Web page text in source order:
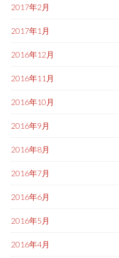
2017年2月
2017年1月
2016年12月
2016年11月
2016年10月
2016年9月
2016年8月
2016年7月
2016年6月
2016年5月
2016年4月